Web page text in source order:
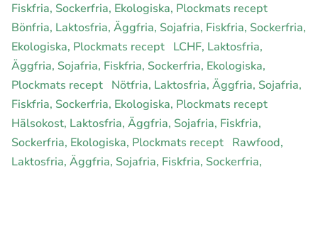
Fiskfria, Sockerfria, Ekologiska, Plockmats recept
Bönfria, Laktosfria, Äggfria, Sojafria, Fiskfria, Sockerfria,
Ekologiska, Plockmats recept LCHF, Laktosfria,
Äggfria, Sojafria, Fiskfria, Sockerfria, Ekologiska,
Plockmats recept Nötfria, Laktosfria, Äggfria, Sojafria,
Fiskfria, Sockerfria, Ekologiska, Plockmats recept
Hälsokost, Laktosfria, Äggfria, Sojafria, Fiskfria,
Sockerfria, Ekologiska, Plockmats recept Rawfood,
Laktosfria, Äggfria, Sojafria, Fiskfria, Sockerfria,